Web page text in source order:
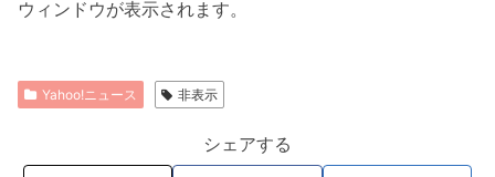
ウィンドウが表示されます。
Yahoo!ニュース 非表示
シェアする